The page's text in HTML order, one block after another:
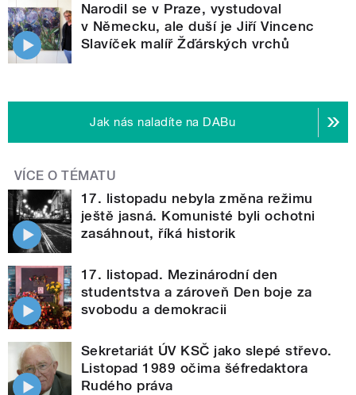
Narodil se v Praze, vystudoval
v Německu, ale duší je Jiří Vincenc
Slavíček malíř Žďárských vrchů
Jak nás naladíte na DABu
VÍCE O TÉMATU
17. listopadu nebyla změna režimu
ještě jasná. Komunisté byli ochotni
zasáhnout, říká historik
17. listopad. Mezinárodní den
studentstva a zároveň Den boje za
svobodu a demokracii
Sekretariát ÚV KSČ jako slepé střevo.
Listopad 1989 očima šéfredaktora
Rudého práva